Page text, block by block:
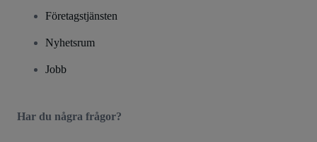
Företagstjänsten
Nyhetsrum
Jobb
Har du några frågor?